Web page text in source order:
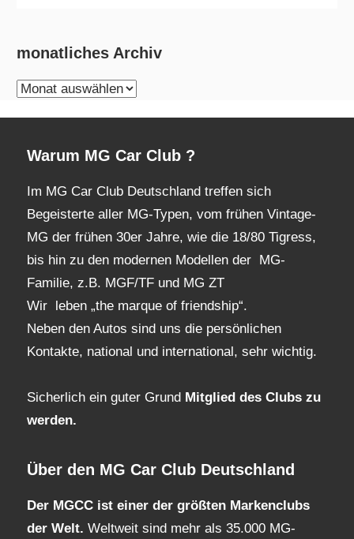
monatliches Archiv
monatliches
Warum MG Car Club ?
Im MG Car Club Deutschland treffen sich
Begeisterte aller MG-Typen, vom frühen Vintage-
MG der frühen 30er Jahre, wie die 18/80 Tigress,
bis hin zu den modernen Modellen der MG-
Familie, z.B. MGF/TF und MG ZT
Wir leben „the marque of friendship“.
Neben den Autos sind uns die persönlichen
Kontakte, national und international, sehr wichtig.
Sicherlich ein guter Grund Mitglied des Clubs zu
werden.
Über den MG Car Club Deutschland
Der MGCC ist einer der größten Markenclubs
der Welt. Weltweit sind mehr als 35.000 MG-